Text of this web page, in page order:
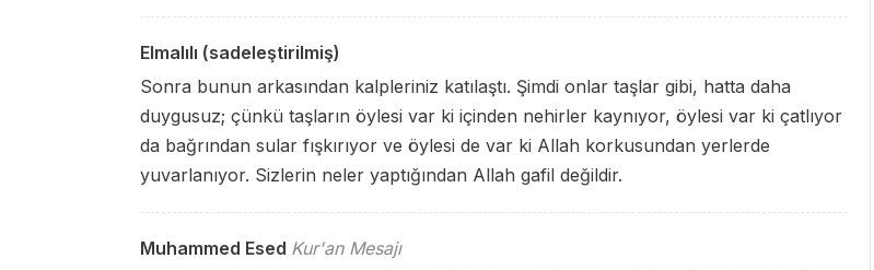
Elmalılı (sadeleştirilmiş)
Sonra bunun arkasından kalpleriniz katılaştı. Şimdi onlar taşlar gibi, hatta daha
duygusuz; çünkü taşların öylesi var ki içinden nehirler kaynıyor, öylesi var ki çatlıyor
da bağrından sular fışkırıyor ve öylesi de var ki Allah korkusundan yerlerde
yuvarlanıyor. Sizlerin neler yaptığından Allah gafil değildir.
Muhammed Esed Kur'an Mesajı